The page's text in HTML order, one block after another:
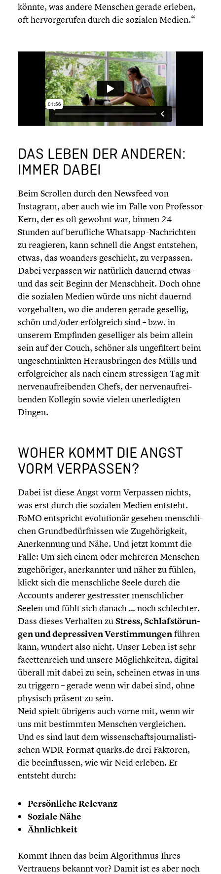
könnte, was andere Menschen gerade erleben,
oft hervor­ge­ru­fen durch die sozialen Medien.“
DAS LEBEN DER ANDEREN:
IMMER DABEI
Beim Scrollen durch den Newsfeed von
Instagram, aber auch wie im Falle von Professor
Kern, der es oft gewohnt war, binnen 24
Stunden auf beruf­li­che Whatsapp-Nachrichten
zu reagieren, kann schnell die Angst entstehen,
etwas, das woanders geschieht, zu verpassen.
Dabei verpassen wir natürlich dauernd etwas –
und das seit Beginn der Mensch­heit. Doch ohne
die sozialen Medien würde uns nicht dauernd
vorge­hal­ten, wo die anderen gerade gesellig,
schön und/oder erfolg­reich sind – bzw. in
unserem Empfinden gesel­li­ger als beim allein
sein auf der Couch, schöner als ungefil­tert beim
ungeschmink­ten Heraus­brin­gen des Mülls und
erfolg­rei­cher als nach einem stres­si­gen Tag mit
nerven­auf­rei­ben­den Chefs, der nerven­auf­rei­
ben­den Kollegin sowie vielen unerle­dig­ten
Dingen.
WOHER KOMMT DIE ANGST
VORM VERPASSEN?
Dabei ist diese Angst vorm Verpassen nichts,
was erst durch die sozialen Medien entsteht.
FoMO entspricht evolu­tio­när gesehen mensch­li­
chen Grund­be­dürf­nis­sen wie Zugehö­rig­keit,
Anerken­nung und Nähe. Und jetzt kommt die
Falle: Um sich einem oder mehreren Menschen
zugehö­ri­ger, anerkann­ter und näher zu fühlen,
klickt sich die mensch­li­che Seele durch die
Accounts anderer gestress­ter mensch­li­cher
Seelen und fühlt sich danach … noch schlech­ter.
Dass dieses Verhalten zuStress, Schlaf­stö­run­
gen und depres­si­ven Verstim­mun­genführen
kann, wundert also nicht. Unser Leben ist sehr
facet­ten­reich und unsere Möglich­kei­ten, digital
überall mit dabei zu sein, scheinen etwas in uns
zu triggern – gerade wenn wir dabei sind, ohne
physisch präsent zu sein.
Neid spielt übrigens auch vorne mit, wenn wir
uns mit bestimm­ten Menschen verglei­chen.
Und es sind laut dem wissen­schafts­jour­na­lis­ti­
schen WDR-Format quarks.de drei Faktoren,
die beein­flus­sen, wie wir Neid erleben. Er
entsteht durch:
Persön­li­che Relevanz
Soziale Nähe
Ähnlich­keit
Kommt Ihnen das beim Algorith­mus Ihres
Vertrau­ens bekannt vor? Damit ist es aber noch